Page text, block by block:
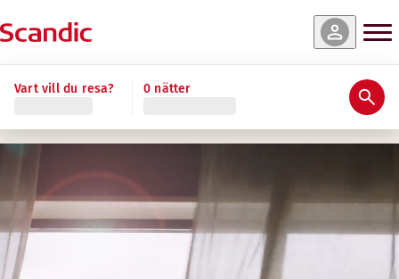
Vart vill du resa? 0 nätter
Förmåner som gör Scandic till en
RÄTTVISA OCH
Konkurrenskraftig lön enligt kollektivavtal och
Försäkringar och pension som stärker din trygghet.
Föräldraledighet och betald semester enligt nationella